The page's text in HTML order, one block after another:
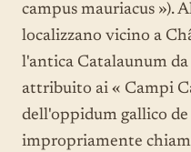
campus mauriacus »).
localizzano vicino a
l'antica Catalaunum
attribuito ai « Campi
dell'oppidum gallico
impropriamente